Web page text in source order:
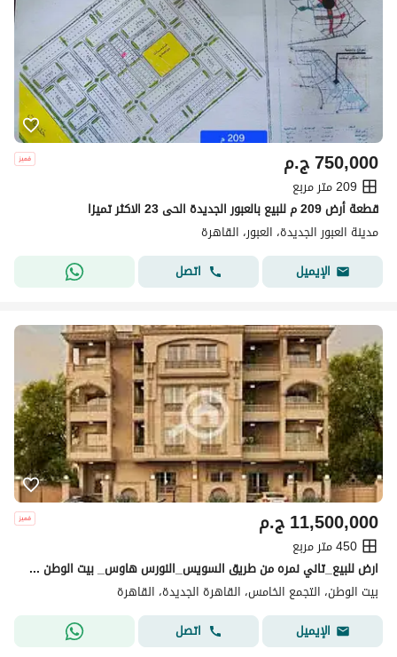
ج.م750,000
209 متر مربع
قطعة أرض 209 م للبيع بالعبور الجديدة الحى 23 الاكثر تميزا
مدينة العبور الجديدة، العبور، القاهرة
الإيميل
اتصل
ج.م11,500,000
450 متر مربع
ارض للبيع_تاني نمره من طريق السويس_النورس هاوس_ بيت الوطن _ التجمع الخامس _ القاهرة الجديدة
بيت الوطن، التجمع الخامس، القاهرة الجديدة، القاهرة
الإيميل
اتصل